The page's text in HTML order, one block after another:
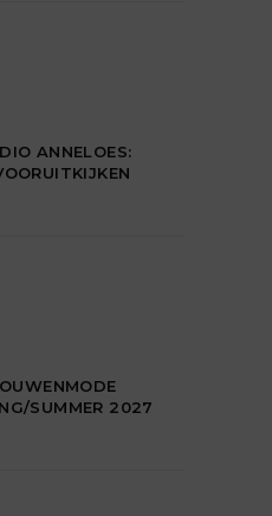
ANNELOES:
SUMMER 2027